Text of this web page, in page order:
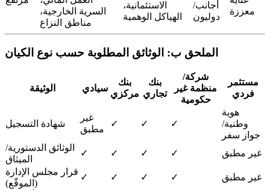
السرية الخارجية،
مناطق النزاع
الاستئمانية،
الهياكل الوهمية
أجانب/
دوليون
معززة
الملحق ب: الوثائق المطلوبة حسب نوع الكيان
الوثيقة سيادي
بنك
مركزي
بنك
تجاري
شركة/
منظمة غير
حكومية
مستثمر
فردي
شهادة التسجيل
غير
مطبق
✓ ✓ ✓
هوية
وطنية/
جواز سفر
الوثائق الدستورية/
الميثاق
✓ ✓ ✓ ✓
غير مطبق
قرار مجلس الإدارة
(الموقّع)
✓ ✓ ✓ ✓
غير مطبق